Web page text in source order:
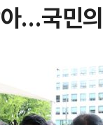
…국민